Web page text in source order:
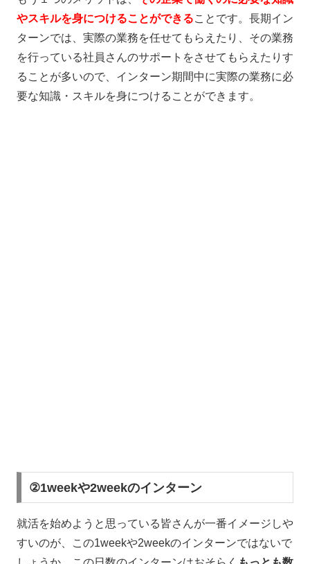
やスキルを身につけることができることです。長期イン
ターンでは、実際の業務を任せてもらえたり、その業務
を行っている社員さんのサポートをさせてもらえたりす
ることが多いので、インターン期間中に実際の業務に必
要な知識・スキルを身につけることができます。
②1weekや2weekのインターン
就活を始めようと思っている皆さんが一番イメージしや
すいのが、この1weekや2weekのインターンではないで